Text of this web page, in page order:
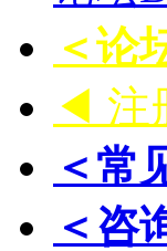
＜论
◀ 注
＜常
＜咨